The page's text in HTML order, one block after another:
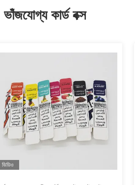
ভাঁজযোগ্য কার্ড বক্স
ভিডিও